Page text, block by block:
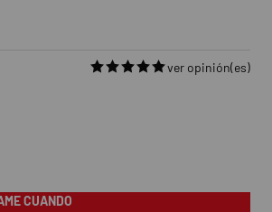
ver opinión(es)
CUANDO